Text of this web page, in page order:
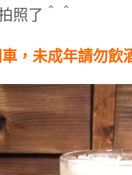
照了＾＾
，未成年請勿飲